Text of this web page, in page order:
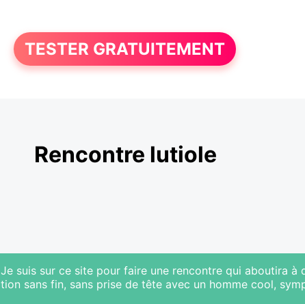
TESTER GRATUITEMENT
Rencontre lutiole
Je suis sur ce site pour faire une rencontre qui aboutira à
tion sans fin, sans prise de tête avec un homme cool,